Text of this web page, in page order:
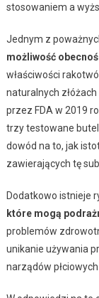
stosowaniem a
Jednym z
możliwość
właściwości
naturalnych
przez FDA w 2019
trzy testowane
dowód na to, jak
zawierających tę
Dodatkowo istnieje
które mogą
problemów
unikanie używania
narządów